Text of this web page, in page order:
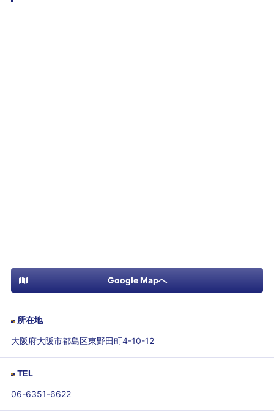
Google Mapへ
所在地
大阪府大阪市都島区東野田町4-10-12
TEL
06-6351-6622